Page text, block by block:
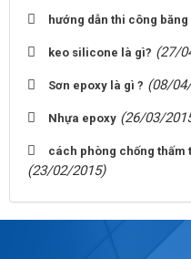
hướng dẫn thi công
keo silicone là gì? (27/
Sơn epoxy là gì ? (08/
Nhựa epoxy (26/03/
cách phòng chống thấm
(23/02/2015)